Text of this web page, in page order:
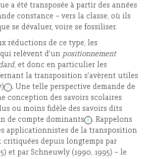
a été transposée à partir des années
constance – vers la classe, où ils
se dévaluer, voire se fossiliser.
réductions de ce type, les
relèvent d’un positionnement
, et donc en particulier les
la transposition s’avèrent utiles
7
. Une telle perspective demande de
conception des savoirs scolaires
ou moins fidèle des savoirs dits
de compte dominants
8
. Rappelons
applicationnistes de la transposition
critiquées depuis longtemps par
et par Schneuwly (1990, 1995) – le